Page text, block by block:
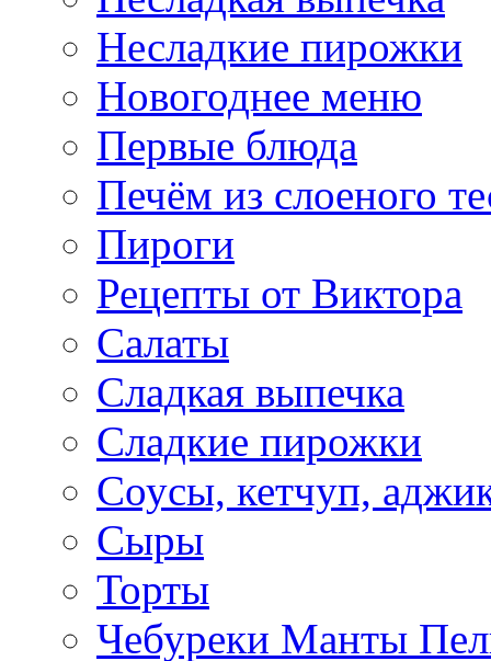
Несладкие пирожки
Новогоднее меню
Первые блюда
Печём из слоеного
Пироги
Рецепты от Виктора
Салаты
Сладкая выпечка
Сладкие пирожки
Соусы, кетчуп,
Сыры
Торты
Чебуреки Манты